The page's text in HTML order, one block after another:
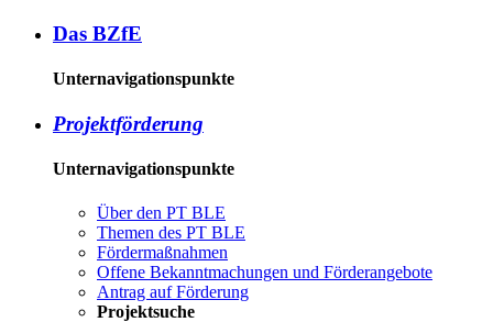
Das BZ­fE
Unternavigationspunkte
Pro­jekt­för­de­rung
Unternavigationspunkte
Über den PT BLE
The­men des PT BLE
För­der­maß­nah­men
Of­fe­ne Be­kannt­ma­chun­gen und För­der­an­ge­bo­te
An­trag auf För­de­rung
Pro­jekt­su­che